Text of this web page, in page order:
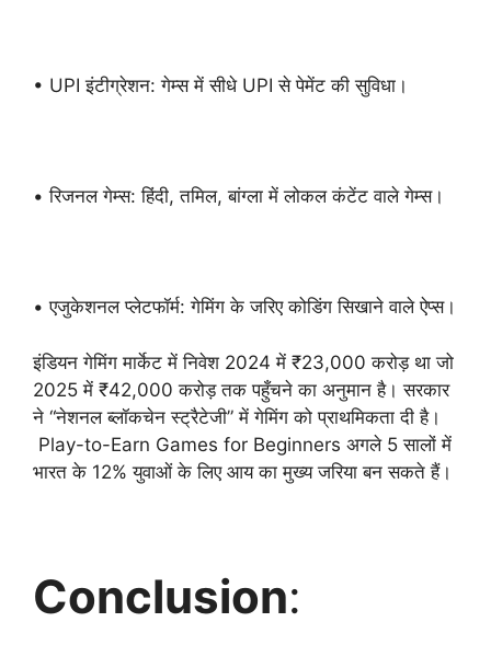
• UPI इंटीग्रेशन: गेम्स में सीधे UPI से पेमेंट की सुविधा।
• रिजनल गेम्स: हिंदी, तमिल, बांग्ला में लोकल कंटेंट वाले गेम्स।
• एजुकेशनल प्लेटफॉर्म: गेमिंग के जरिए कोडिंग सिखाने वाले ऐप्स।
इंडियन गेमिंग मार्केट में निवेश 2024 में ₹23,000 करोड़ था जो
2025 में ₹42,000 करोड़ तक पहुँचने का अनुमान है। सरकार
ने “नेशनल ब्लॉकचेन स्ट्रैटेजी” में गेमिंग को प्राथमिकता दी है।
Play-to-Earn Games for Beginners अगले 5 सालों में
भारत के 12% युवाओं के लिए आय का मुख्य जरिया बन सकते हैं।
Conclusion: